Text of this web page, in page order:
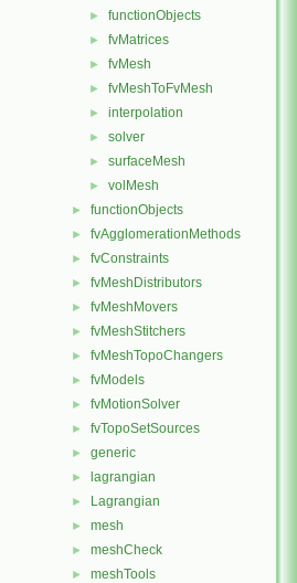
► functionObjects
► fvMatrices
► fvMesh
► fvMeshToFvMesh
► interpolation
► solver
► surfaceMesh
► volMesh
► functionObjects
► fvAgglomerationMethods
► fvConstraints
► fvMeshDistributors
► fvMeshMovers
► fvMeshStitchers
► fvMeshTopoChangers
► fvModels
► fvMotionSolver
► fvTopoSetSources
► generic
► lagrangian
► Lagrangian
► mesh
► meshCheck
► meshTools